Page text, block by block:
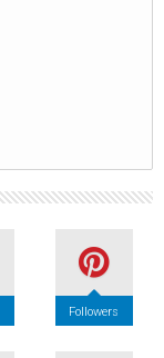
Followers